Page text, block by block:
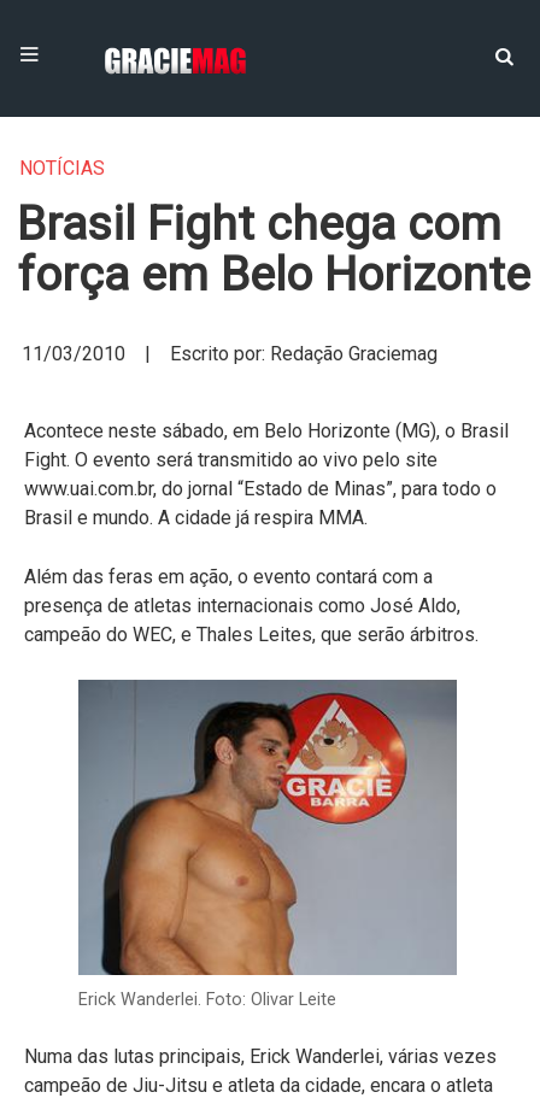
NOTÍCIAS
Brasil Fight chega com
força em Belo Horizonte
11/03/2010 | Escrito por: Redação Graciemag
Acontece neste sábado, em Belo Horizonte (MG), o Brasil
Fight. O evento será transmitido ao vivo pelo site
www.uai.com.br, do jornal “Estado de Minas”, para todo o
Brasil e mundo. A cidade já respira MMA.
Além das feras em ação, o evento contará com a
presença de atletas internacionais como José Aldo,
campeão do WEC, e Thales Leites, que serão árbitros.
Erick Wanderlei. Foto: Olivar Leite
Numa das lutas principais, Erick Wanderlei, várias vezes
campeão de Jiu-Jitsu e atleta da cidade, encara o atleta